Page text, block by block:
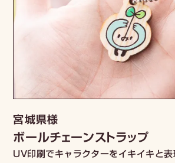
宮城県様
ボールチェーンストラップ
UV印刷でキャラクターをイキイキと